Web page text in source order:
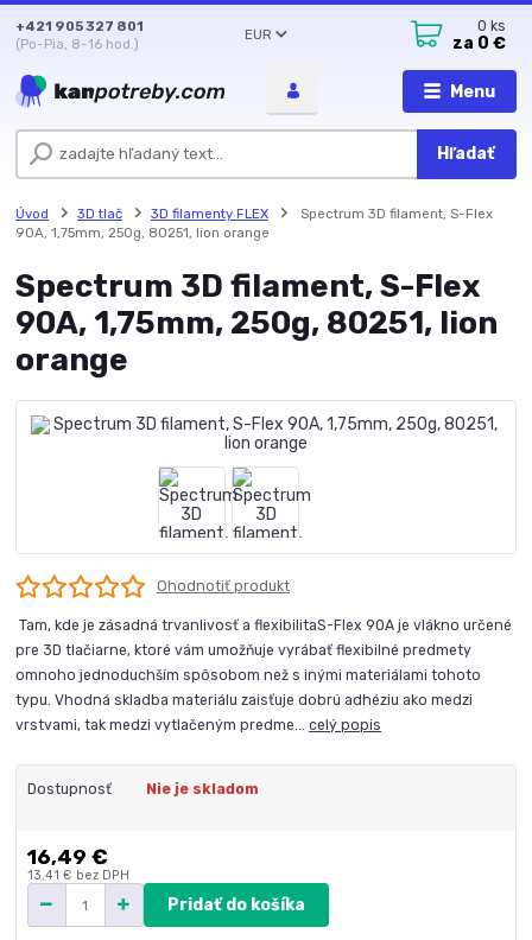
Menu
EUR
Hľadať
+421 905 327 801
(Po-Pia, 8-16 hod.)
0 ks
za 0 €
Úvod 3D tlač 3D filamenty FLEX
Spectrum 3D filament, S-Flex
90A, 1,75mm, 250g, 80251, lion orange
Spectrum 3D filament, S-Flex
90A, 1,75mm, 250g, 80251, lion
orange
Ohodnotiť produkt
Tam, kde je zásadná trvanlivosť a flexibilitaS-Flex 90A je vlákno určené
pre 3D tlačiarne, ktoré vám umožňuje vyrábať flexibilné predmety
omnoho jednoduchším spôsobom než s inými materiálami tohoto
typu. Vhodná skladba materiálu zaisťuje dobrú adhéziu ako medzi
vrstvami, tak medzi vytlačeným predme...celý popis
Dostupnosť Nie je skladom
16,49 €
13,41 € bez DPH
Pridať do košíka